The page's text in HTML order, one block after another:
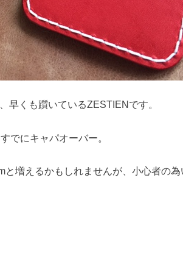
早くも躓いているZESTIENです。
でにキャパオーバー。
と増えるかもしれませんが、小心者の